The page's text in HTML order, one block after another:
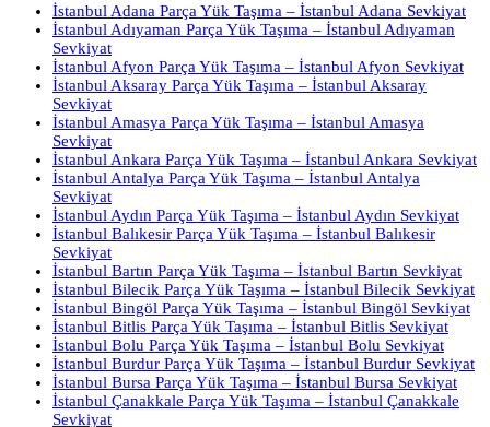
İstanbul Adana Parça Yük Taşıma – İstanbul Adana Sevkiyat
İstanbul Adıyaman Parça Yük Taşıma – İstanbul Adıyaman
Sevkiyat
İstanbul Afyon Parça Yük Taşıma – İstanbul Afyon Sevkiyat
İstanbul Aksaray Parça Yük Taşıma – İstanbul Aksaray
Sevkiyat
İstanbul Amasya Parça Yük Taşıma – İstanbul Amasya
Sevkiyat
İstanbul Ankara Parça Yük Taşıma – İstanbul Ankara Sevkiyat
İstanbul Antalya Parça Yük Taşıma – İstanbul Antalya
Sevkiyat
İstanbul Aydın Parça Yük Taşıma – İstanbul Aydın Sevkiyat
İstanbul Balıkesir Parça Yük Taşıma – İstanbul Balıkesir
Sevkiyat
İstanbul Bartın Parça Yük Taşıma – İstanbul Bartın Sevkiyat
İstanbul Bilecik Parça Yük Taşıma – İstanbul Bilecik Sevkiyat
İstanbul Bingöl Parça Yük Taşıma – İstanbul Bingöl Sevkiyat
İstanbul Bitlis Parça Yük Taşıma – İstanbul Bitlis Sevkiyat
İstanbul Bolu Parça Yük Taşıma – İstanbul Bolu Sevkiyat
İstanbul Burdur Parça Yük Taşıma – İstanbul Burdur Sevkiyat
İstanbul Bursa Parça Yük Taşıma – İstanbul Bursa Sevkiyat
İstanbul Çanakkale Parça Yük Taşıma – İstanbul Çanakkale
Sevkiyat